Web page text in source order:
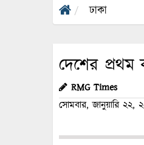
ঢাকা
দেশের প্রথম
RMG Times
সোমবার, জানুয়ারি ২২,